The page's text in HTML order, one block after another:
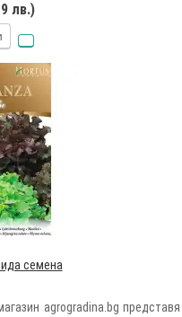
лв.)
семена
agrogradina.bg представя